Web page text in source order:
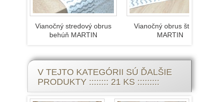
Vianočný stredový obrus
behúň MARTIN
Vianočný obrus štvorec
MARTIN
V TEJTO KATEGÓRII SÚ ĎALŠIE
PRODUKTY :::::::: 21 KS :::::::::